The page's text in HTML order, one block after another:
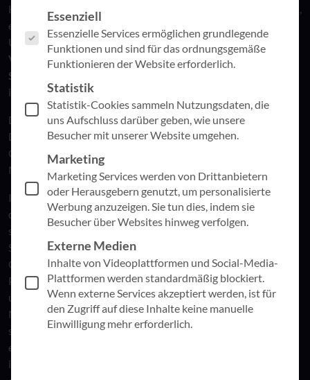
Höfer, Team Lead Project Management bei der AppSphere AG,
eine Online-Session im Rahmen des KVI Kongresses leiten.
Unter dem Titel
„Digitale Transformation im Bistum Trier:
Vereinheitlichung, Modernisierung und Kollaboration als
Schlüsselstufen
in die Maßnahmen des Bistums Trier.
Die Veranstaltung richtet sich an Mitarbeitende in Kirche,
Diakonie, Caritas sowie in kirchlichen oder kirchennahen
Organisationen und Vertreter:innen der
Mitgliedsunternehmen der KVI Initiative.
In der Session wird das Projekt zur digitalen Transformation
des Bistums Trier vorgestellt. Im Mittelpunkt standen und
stehen die Modernisierung der IT-Infrastruktur und –
Services, die Förderung der Kollaboration und die
Optimierung von Prozessen mithilfe digitaler Tools. Ziel des
Projekts war es, eine sichere, effiziente und ortsunabhängige
und ebenenübergreifende Arbeitsumgebung für
Mitarbeitende (sowie perspektivisch) Ehrenamtliche zu
schaffen. Dies wurde durch die Einführung von Microsoft 365
erreicht, einer Komplettlösung mit Office-Anwendungen,
intelligenten Clouddiensten und erstklassiger Sicherheit, die
Es folgt eine Liste der Service-Gruppen, für die eine
Essenziell
Essenzielle Services ermöglichen grundlegende
Funktionen und sind für das ordnungsgemäße
Funktionieren der Website erforderlich.
Statistik
Statistik-Cookies sammeln Nutzungsdaten, die
uns Aufschluss darüber geben, wie unsere
Besucher mit unserer Website umgehen.
Marketing
Marketing Services werden von Drittanbietern
oder Herausgebern genutzt, um personalisierte
Werbung anzuzeigen. Sie tun dies, indem sie
Besucher über Websites hinweg verfolgen.
Externe Medien
Inhalte von Videoplattformen und Social-Media-
Plattformen werden standardmäßig blockiert.
Wenn externe Services akzeptiert werden, ist für
den Zugriff auf diese Inhalte keine manuelle
Einwilligung mehr erforderlich.